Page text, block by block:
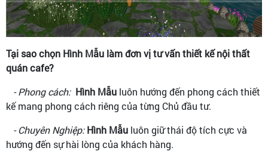
Tại sao chọn Hình Mẫu làm đơn vị tư vấn thiết kế nội thất
quán cafe?
- Phong cách: Hình Mẫu luôn hướng đến phong cách thiết
kế mang phong cách riêng của từng Chủ đầu tư.
- Chuyên Nghiệp: Hình Mẫu luôn giữ thái độ tích cực và
hướng đến sự hài lòng của khách hàng.